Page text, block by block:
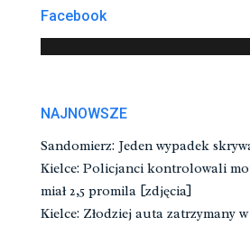
Facebook
NAJNOWSZE
Sandomierz: Jeden wypadek
Kielce: Policjanci kontrolowali
miał 2,5 promila [zdjęcia]
Kielce: Złodziej auta zatrzymany